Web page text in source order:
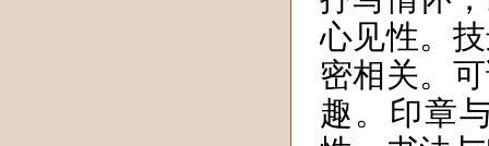
心见性。
密相关。
趣。印章